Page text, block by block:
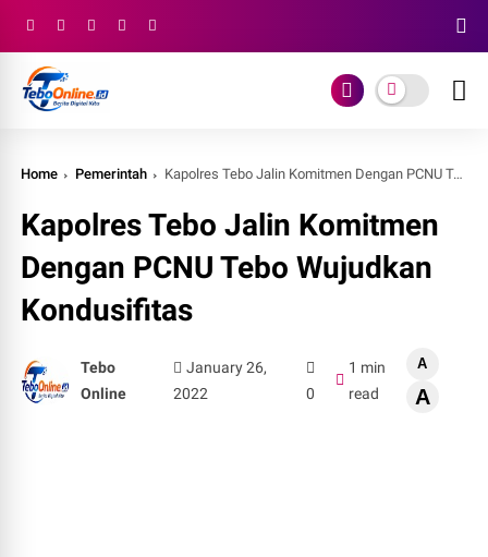
Home Pemerintah Kapolres Tebo Jalin Komitmen Dengan PCNU Tebo Wujudkan Kondusifitas
Kapolres Tebo Jalin Komitmen
Dengan PCNU Tebo Wujudkan
Kondusifitas
Tebo
Online
January 26,
2022
0
1 min
read
A
A